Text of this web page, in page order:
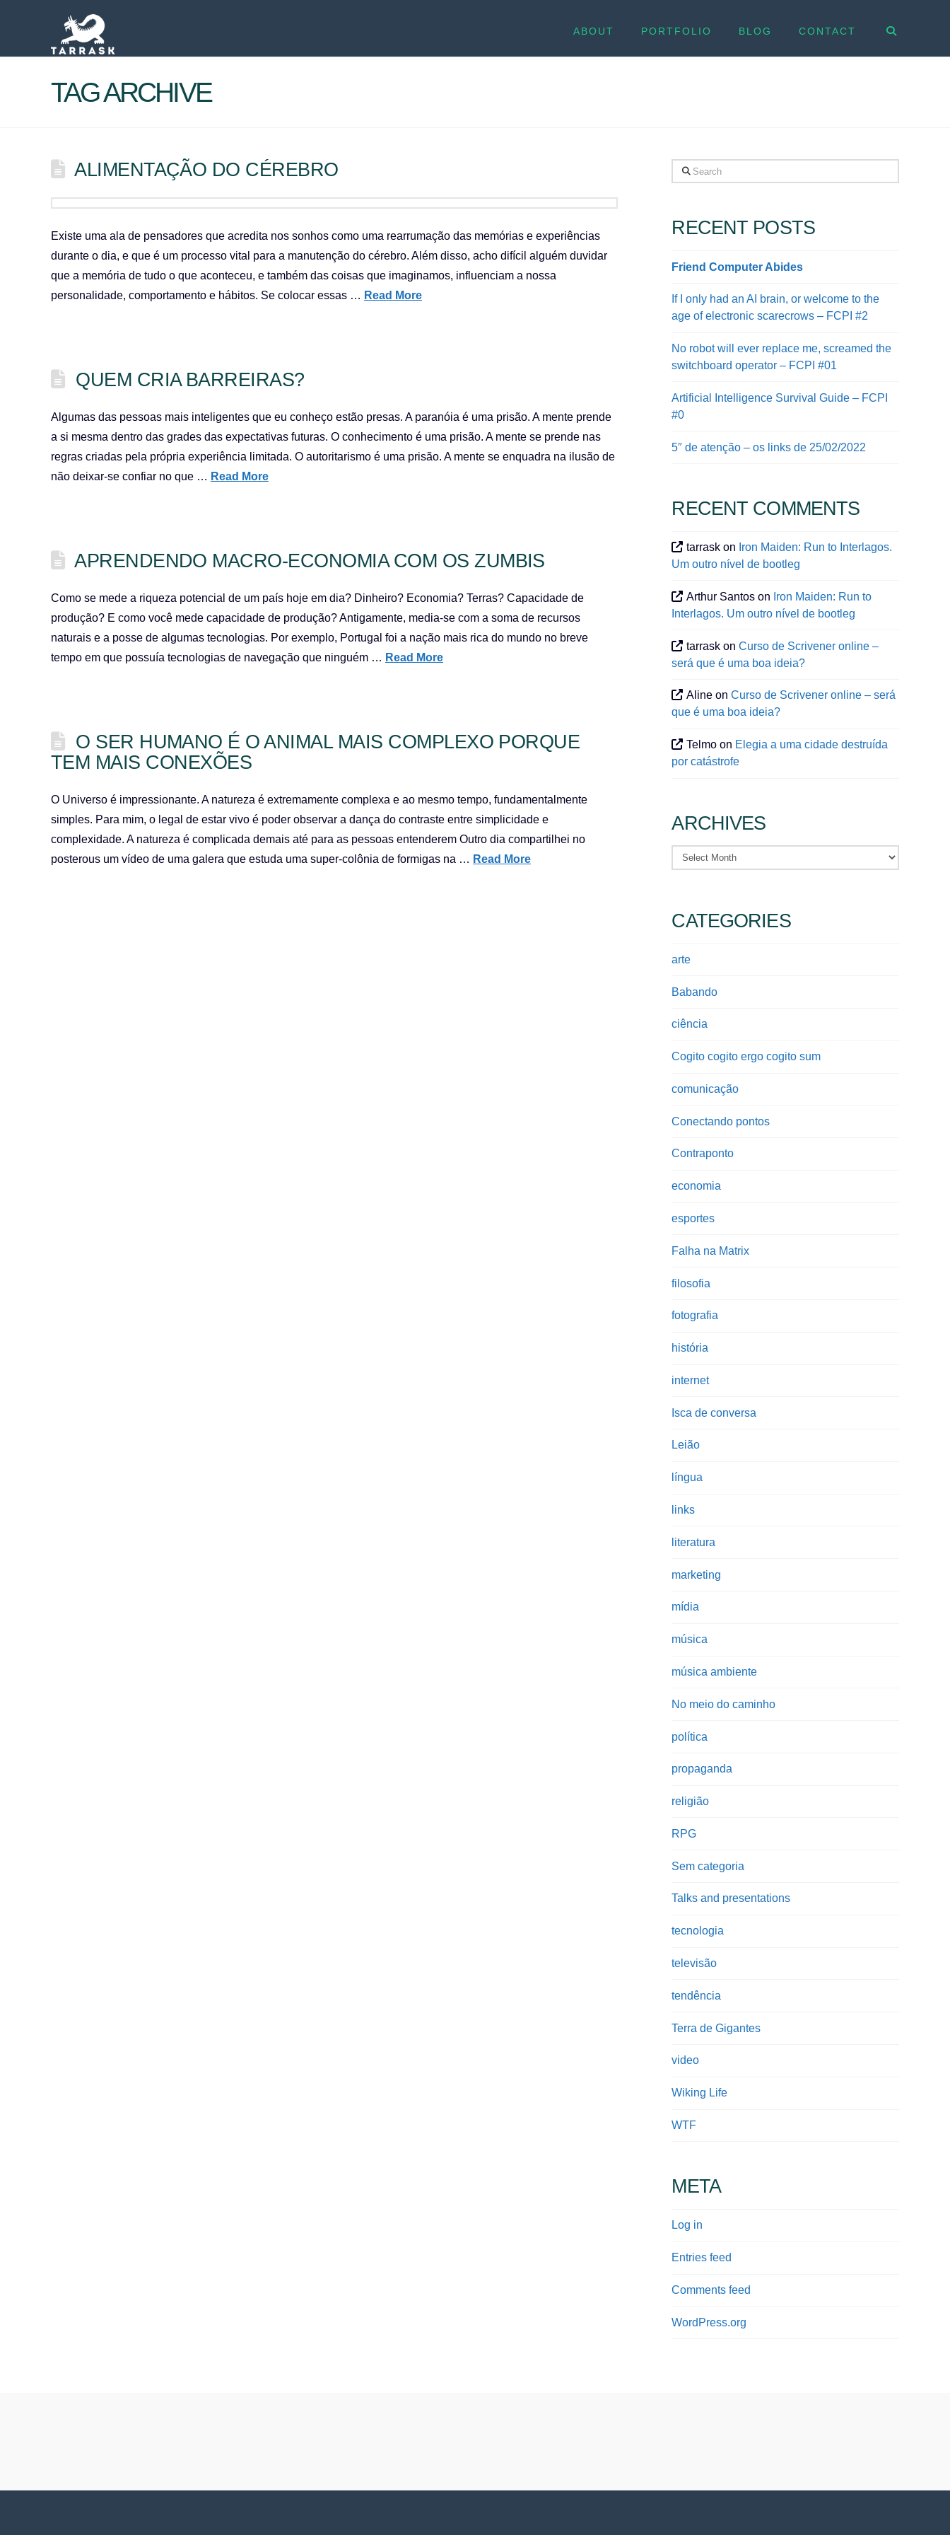
ABOUT PORTFOLIO BLOG CONTACT
TAG ARCHIVE
ALIMENTAÇÃO DO CÉREBRO
Existe uma ala de pensadores que acredita nos sonhos como uma rearrumação das memórias e experiências
durante o dia, e que é um processo vital para a manutenção do cérebro. Além disso, acho difícil alguém duvidar
que a memória de tudo o que aconteceu, e também das coisas que imaginamos, influenciam a nossa
personalidade, comportamento e hábitos. Se colocar essas … Read More
QUEM CRIA BARREIRAS?
Algumas das pessoas mais inteligentes que eu conheço estão presas. A paranóia é uma prisão. A mente prende
a si mesma dentro das grades das expectativas futuras. O conhecimento é uma prisão. A mente se prende nas
regras criadas pela própria experiência limitada. O autoritarismo é uma prisão. A mente se enquadra na ilusão de
não deixar-se confiar no que … Read More
APRENDENDO MACRO-ECONOMIA COM OS ZUMBIS
Como se mede a riqueza potencial de um país hoje em dia? Dinheiro? Economia? Terras? Capacidade de
produção? E como você mede capacidade de produção? Antigamente, media-se com a soma de recursos
naturais e a posse de algumas tecnologias. Por exemplo, Portugal foi a nação mais rica do mundo no breve
tempo em que possuía tecnologias de navegação que ninguém … Read More
O SER HUMANO É O ANIMAL MAIS COMPLEXO PORQUE
TEM MAIS CONEXÕES
O Universo é impressionante. A natureza é extremamente complexa e ao mesmo tempo, fundamentalmente
simples. Para mim, o legal de estar vivo é poder observar a dança do contraste entre simplicidade e
complexidade. A natureza é complicada demais até para as pessoas entenderem Outro dia compartilhei no
posterous um vídeo de uma galera que estuda uma super-colônia de formigas na … Read More
Search
RECENT POSTS
Friend Computer Abides
If I only had an AI brain, or welcome to the
age of electronic scarecrows – FCPI #2
No robot will ever replace me, screamed the
switchboard operator – FCPI #01
Artificial Intelligence Survival Guide – FCPI
#0
5″ de atenção – os links de 25/02/2022
RECENT COMMENTS
tarrask on Iron Maiden: Run to Interlagos.
Um outro nível de bootleg
Arthur Santos on Iron Maiden: Run to
Interlagos. Um outro nível de bootleg
tarrask onCurso de Scrivener online –
será que é uma boa ideia?
Aline onCurso de Scrivener online – será
que é uma boa ideia?
Telmo on Elegia a uma cidade destruída
por catástrofe
ARCHIVES
Archives
CATEGORIES
arte
Babando
ciência
Cogito cogito ergo cogito sum
comunicação
Conectando pontos
Contraponto
economia
esportes
Falha na Matrix
filosofia
fotografia
história
internet
Isca de conversa
Leião
língua
links
literatura
marketing
mídia
música
música ambiente
No meio do caminho
política
propaganda
religião
RPG
Sem categoria
Talks and presentations
tecnologia
televisão
tendência
Terra de Gigantes
video
Wiking Life
WTF
META
Log in
Entries feed
Comments feed
WordPress.org